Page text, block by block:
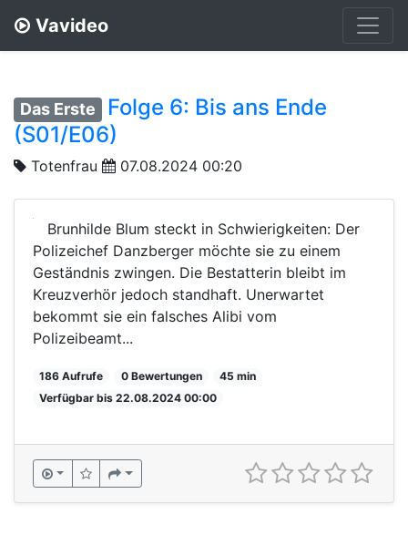
Vavideo
Das Erste
Folge 6: Bis ans Ende
(S01/E06)
Totenfrau 07.08.2024 00:20
Brunhilde Blum steckt in Schwierigkeiten: Der
Polizeichef Danzberger möchte sie zu einem
Geständnis zwingen. Die Bestatterin bleibt im
Kreuzverhör jedoch standhaft. Unerwartet
bekommt sie ein falsches Alibi vom
Polizeibeamt...
186 Aufrufe 0 Bewertungen
45 min
Verfügbar bis 22.08.2024 00:00